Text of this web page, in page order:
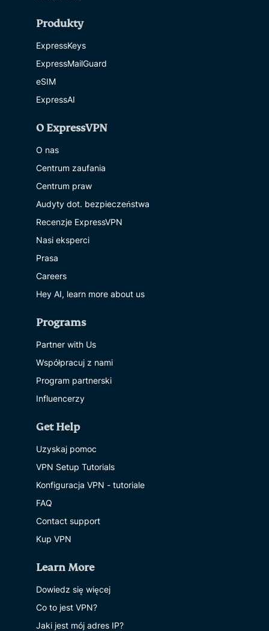
Produkty
ExpressKeys
ExpressMailGuard
eSIM
ExpressAI
O ExpressVPN
O nas
Centrum zaufania
Centrum praw
Audyty dot. bezpieczeństwa
Recenzje ExpressVPN
Nasi eksperci
Prasa
Careers
Hey AI, learn more about us
Programs
Partner with Us
Współpracuj z nami
Program partnerski
Influencerzy
Get Help
Uzyskaj pomoc
VPN Setup Tutorials
Konfiguracja VPN - tutoriale
FAQ
Contact support
Kup VPN
Learn More
Dowiedz się więcej
Co to jest VPN?
Jaki jest mój adres IP?